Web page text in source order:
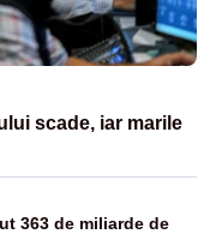
scade, iar marile
363 de miliarde de